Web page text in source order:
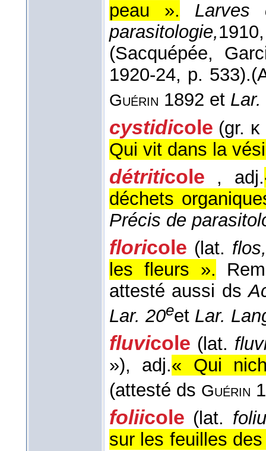
peau ».
Larves
parasitologie,1910
(Sacquépée,
1920-24, p. 533).
Guérin 1892 et
cystidicole (gr.
Qui vit dans la
détriticole , adj.
déchets
Précis de
floricole (lat.
les fleurs ».
attesté aussi ds
Lar. 20eet Lar.
fluvicole (lat.
»), adj.« Qui
(attesté ds Guérin
foliicole (lat.
sur les feuilles